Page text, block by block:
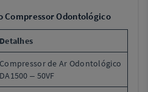
Compressor Odontológico
Detalhes
Compressor de Ar Odontológico
DA1500 – 50VF